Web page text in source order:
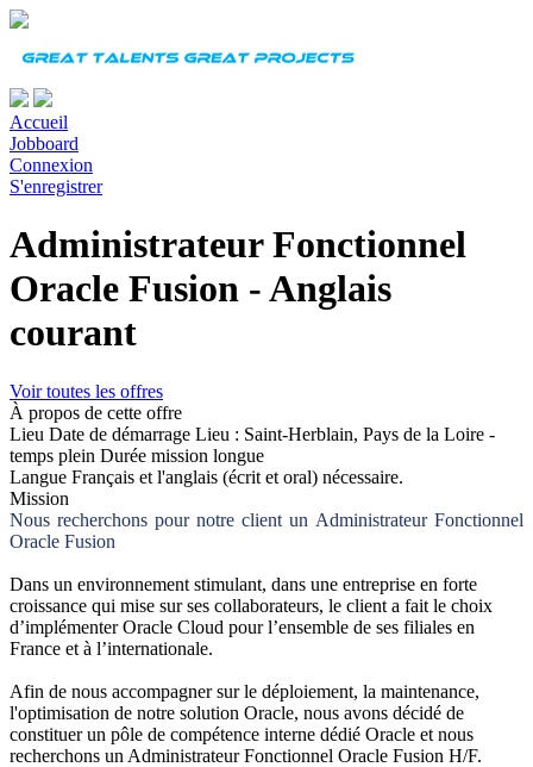
Accueil
Jobboard
Connexion
S'enregistrer
Administrateur Fonctionnel
Oracle Fusion - Anglais
courant
Voir toutes les offres
À propos de cette offre
Lieu Date de démarrage Lieu : Saint-Herblain, Pays de la Loire -
temps plein Durée mission longue
Langue Français et l'anglais (écrit et oral) nécessaire.
Mission
Nous recherchons pour notre client un Administrateur Fonctionnel
Oracle Fusion
Dans un environnement stimulant, dans une entreprise en forte
croissance qui mise sur ses collaborateurs, le client a fait le choix
d’implémenter Oracle Cloud pour l’ensemble de ses filiales en
France et à l’internationale.
Afin de nous accompagner sur le déploiement, la maintenance,
l'optimisation de notre solution Oracle, nous avons décidé de
constituer un pôle de compétence interne dédié Oracle et nous
recherchons un Administrateur Fonctionnel Oracle Fusion H/F.